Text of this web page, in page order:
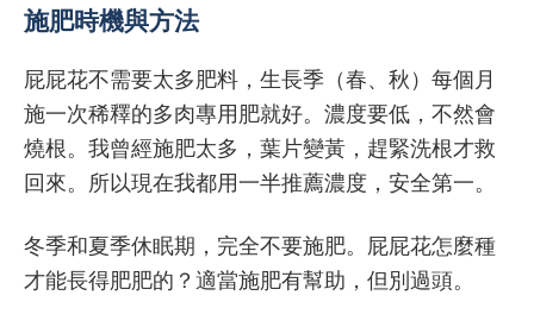
施肥時機與方法
屁屁花不需要太多肥料，生長季（春、秋）每個月
施一次稀釋的多肉專用肥就好。濃度要低，不然會
燒根。我曾經施肥太多，葉片變黃，趕緊洗根才救
回來。所以現在我都用一半推薦濃度，安全第一。
冬季和夏季休眠期，完全不要施肥。屁屁花怎麼種
才能長得肥肥的？適當施肥有幫助，但別過頭。